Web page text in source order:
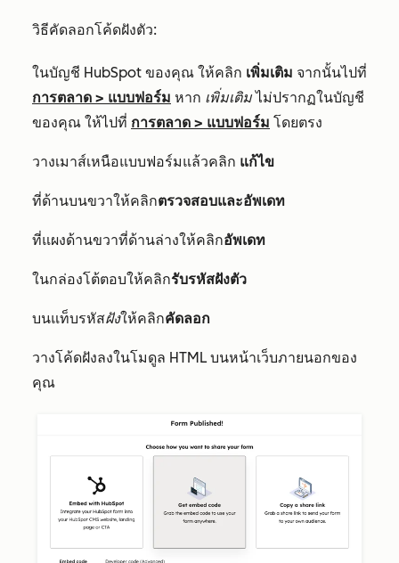
วิธีคัดลอกโค้ดฝังตัว:
ในบัญชี HubSpot ของคุณ ให้คลิก เพิ่มเติม จากนั้นไปที่
การตลาด > แบบฟอร์ม หาก เพิ่มเติมไม่ปรากฏในบัญชี
ของคุณ ให้ไปที่ การตลาด > แบบฟอร์ม โดยตรง
วางเมาส์เหนือแบบฟอร์มแล้วคลิก แก้ไข
ที่ด้านบนขวาให้คลิกตรวจสอบและอัพเดท
ที่แผงด้านขวาที่ด้านล่างให้คลิกอัพเดท
ในกล่องโต้ตอบให้คลิกรับรหัสฝังตัว
บนแท็บรหัสฝังให้คลิกคัดลอก
วางโค้ดฝังลงในโมดูล HTML บนหน้าเว็บภายนอกของ
คุณ